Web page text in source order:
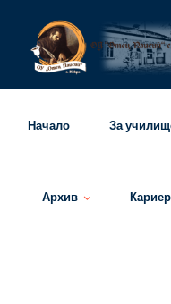
content
Начало За
Архив